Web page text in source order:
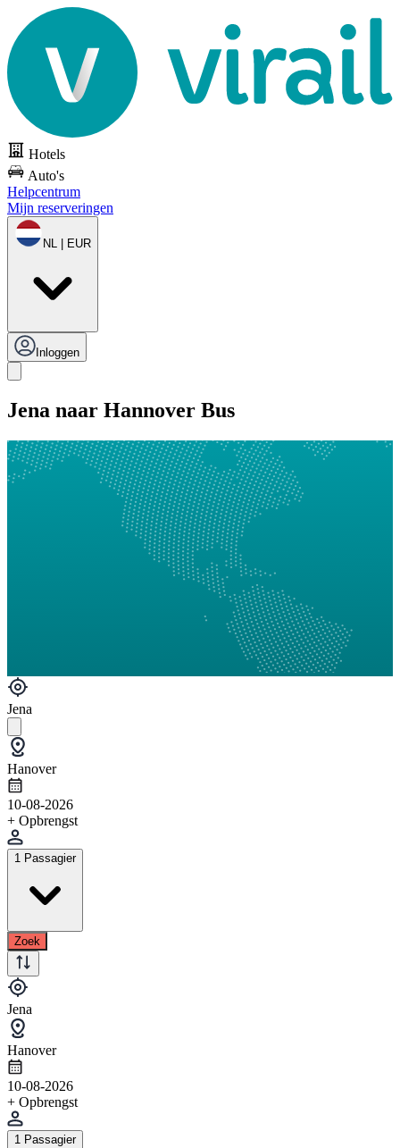
Hotels
Auto's
Helpcentrum
Mijn reserveringen
NL | EUR
Inloggen
Jena naar Hannover Bus
Jena
Hanover
10-08-2026
+ Opbrengst
1 Passagier
Zoek
Jena
Hanover
10-08-2026
+ Opbrengst
1 Passagier